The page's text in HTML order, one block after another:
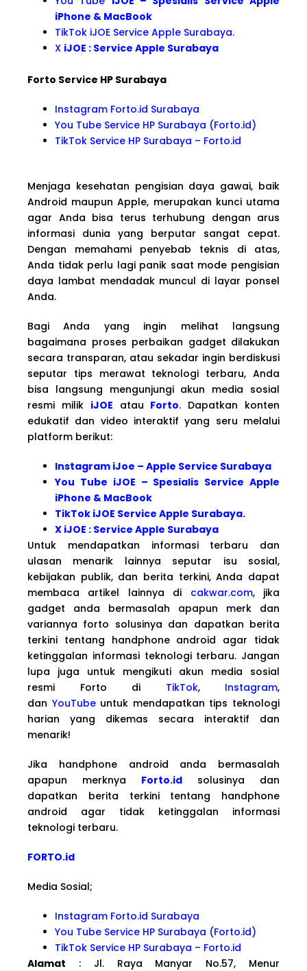
iPhone & MacBook
TikTok iJOE Service Apple Surabaya.
X iJOE : Service Apple Surabaya
Forto Service HP Surabaya
Instagram Forto.id Surabaya
You Tube Service HP Surabaya (Forto.id)
TikTok Service HP Surabaya – Forto.id
Menjaga kesehatan pengisian daya gawai, baik
Android maupun Apple, merupakan kunci utama
agar Anda bisa terus terhubung dengan arus
informasi dunia yang berputar sangat cepat.
Dengan memahami penyebab teknis di atas,
Anda tidak perlu lagi panik saat mode pengisian
daya lambat mendadak muncul di layar ponsel
Anda.
Bagi Anda yang ingin melihat langsung
bagaimana proses perbaikan gadget dilakukan
secara transparan, atau sekadar ingin berdiskusi
seputar tips merawat teknologi terbaru, Anda
bisa langsung mengunjungi akun media sosial
resmi milik iJOE atau Forto. Dapatkan konten
edukatif dan video interaktif yang seru melalui
platform berikut:
Instagram iJoe – Apple Service Surabaya
You Tube iJOE – Spesialis Service Apple
iPhone & MacBook
TikTok iJOE Service Apple Surabaya.
X iJOE : Service Apple Surabaya
Untuk mendapatkan informasi terbaru dan
ulasan menarik lainnya seputar isu sosial,
kebijakan publik, dan berita terkini, Anda dapat
membaca artikel lainnya di cakwar.com, jika
gadget anda bermasalah apapun merk dan
variannya forto solusinya dan dapatkan berita
terkini tentang handphone android agar tidak
ketinggalan informasi teknologi terbaru. Jangan
lupa juga untuk mengikuti akun media sosial
resmi Forto di TikTok, Instagram,
dan YouTubeuntuk mendapatkan tips teknologi
harian yang dikemas secara interaktif dan
menarik!
Jika handphone android anda bermasalah
apapun merknya Forto.id solusinya dan
dapatkan berita terkini tentang handphone
android agar tidak ketinggalan informasi
teknologi terbaru.
FORTO.id
Media Sosial;
Instagram Forto.id Surabaya
You Tube Service HP Surabaya (Forto.id)
TikTok Service HP Surabaya – Forto.id
Alamat : Jl. Raya Manyar No.57, Menur